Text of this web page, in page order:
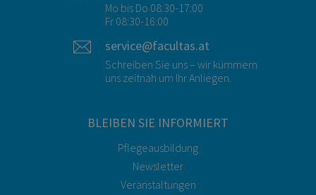
Mo bis Do 08:30-17:00
Fr 08:30-16:00
service@facultas.at
Schreiben Sie uns – wir kümmern
uns zeitnah um Ihr Anliegen.
BLEIBEN SIE INFORMIERT
Pflegeausbildung
Newsletter
Veranstaltungen